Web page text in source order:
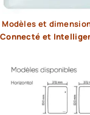
Modèles et
Connecté et